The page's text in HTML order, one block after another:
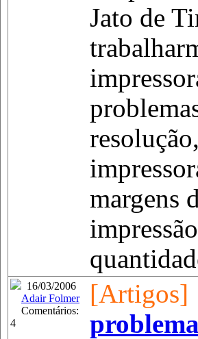
Jato de
margens
16/03/2006
Adair Folmer
Comentários:
4
[Artigos]